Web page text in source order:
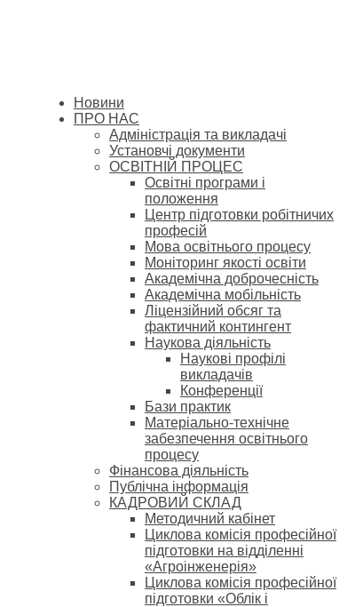
Новини
ПРО НАС
Адміністрація та викладачі
Установчі документи
ОСВІТНІЙ ПРОЦЕС
Освітні програми і
положення
Центр підготовки робітничих
професій
Мова освітнього процесу
Моніторинг якості освіти
Академічна доброчесність
Академічна мобільність
Ліцензійний обсяг та
фактичний контингент
Наукова діяльність
Наукові профілі
викладачів
Конференції
Бази практик
Матеріально-технічне
забезпечення освітнього
процесу
Фінансова діяльність
Публічна інформація
КАДРОВИЙ СКЛАД
Методичний кабінет
Циклова комісія професійної
підготовки на відділенні
«Агроінженерія»
Циклова комісія професійної
підготовки «Облік і